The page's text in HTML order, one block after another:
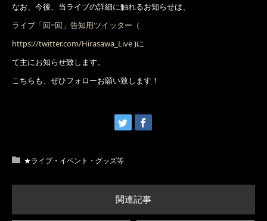
なお、今後、当ライブの詳細に触れるお知らせは、
ライブ「回=回」告知用ツイッター （
https://twitter.com/Hirasawa_Live)に
て主にお知らせ致します。
こちらも、ぜひフォローお願い致します！
★ライブ・イベント・グッズ等
関連記事